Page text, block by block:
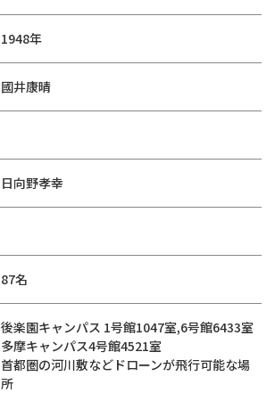
1948年
國井康晴
日向野孝幸
87名
後楽園キャンパス 1号館1047室,6号館6433室
多摩キャンパス4号館4521室
首都圏の河川敷などドローンが飛行可能な場
所